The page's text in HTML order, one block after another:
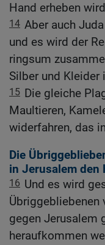
Hand erheben
14 Aber auch
und es wird der
ringsum
Silber und Kleider
15 Die gleiche
Maultieren,
widerfahren, das
Die
in Jerusalem den
16 Und es wird
Übriggebliebenen
gegen Jerusalem
heraufkommen